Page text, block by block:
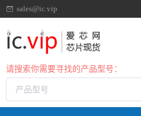
sales@ic.vip
请搜索你需要寻找的产品型号：